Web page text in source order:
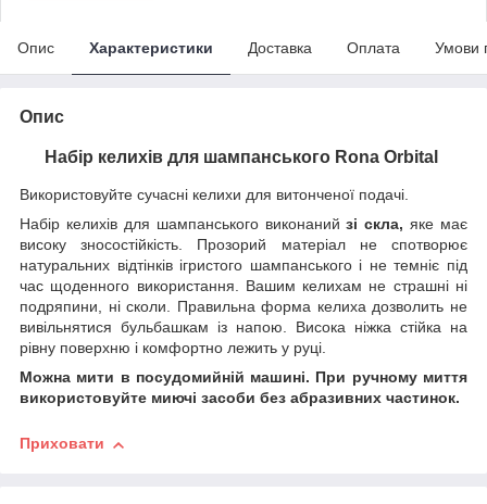
Опис Характеристики Доставка Оплата Умови
Опис
Набір келихів для шампанського Rona Orbital
Використовуйте сучасні келихи для витонченої подачі.
Набір келихів для шампанського виконанийзі скла, яке має
високу зносостійкість. Прозорий матеріал не спотворює
натуральних відтінків ігристого шампанського і не темніє під
час щоденного використання. Вашим келихам не страшні ні
подряпини, ні сколи. Правильна форма келиха дозволить не
вивільнятися бульбашкам із напою. Висока ніжка стійка на
рівну поверхню і комфортно лежить у руці.
Можна мити в посудомийній машині. При ручному миття
використовуйте миючі засоби без абразивних частинок.
Приховати